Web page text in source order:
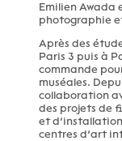
Emilien Awada
photographie
Après des
Paris 3 puis à
commande
muséales.
collaboration
des projets de
et
centres d’art